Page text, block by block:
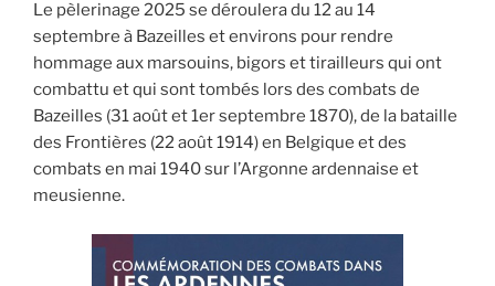
Le pèlerinage 2025 se déroulera du 12 au 14
septembre à Bazeilles et environs pour rendre
hommage aux marsouins, bigors et tirailleurs qui ont
combattu et qui sont tombés lors des combats de
Bazeilles (31 août et 1er septembre 1870), de la bataille
des Frontières (22 août 1914) en Belgique et des
combats en mai 1940 sur l’Argonne ardennaise et
meusienne.